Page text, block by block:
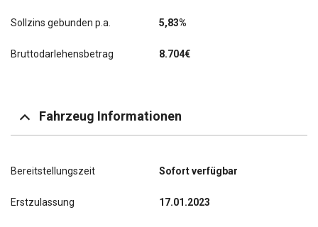
Sollzins gebunden p.a. 5,83%
Bruttodarlehensbetrag 8.704€
Fahrzeug Informationen
Bereitstellungszeit Sofort verfügbar
Erstzulassung 17.01.2023